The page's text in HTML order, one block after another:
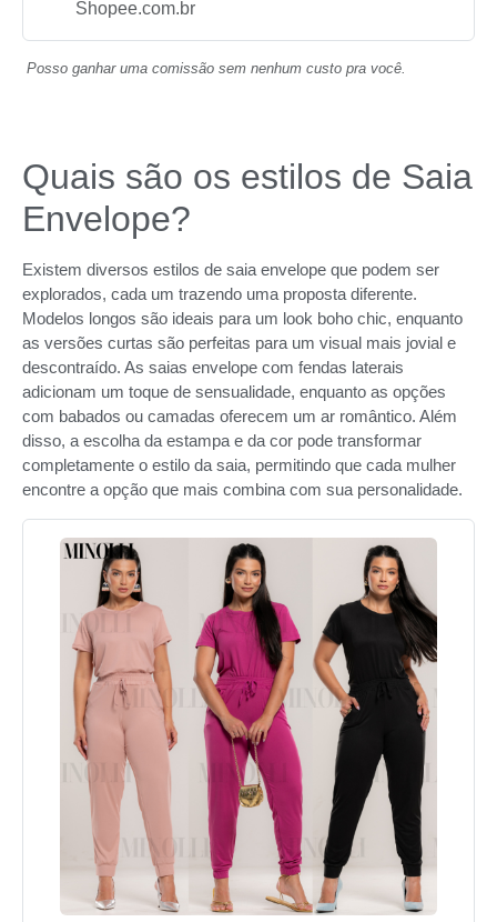
Shopee.com.br
Posso ganhar uma comissão sem nenhum custo pra você.
Quais são os estilos de Saia
Envelope?
Existem diversos estilos de saia envelope que podem ser
explorados, cada um trazendo uma proposta diferente.
Modelos longos são ideais para um look boho chic, enquanto
as versões curtas são perfeitas para um visual mais jovial e
descontraído. As saias envelope com fendas laterais
adicionam um toque de sensualidade, enquanto as opções
com babados ou camadas oferecem um ar romântico. Além
disso, a escolha da estampa e da cor pode transformar
completamente o estilo da saia, permitindo que cada mulher
encontre a opção que mais combina com sua personalidade.